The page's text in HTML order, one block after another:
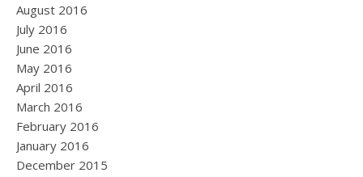
August 2016
July 2016
June 2016
May 2016
April 2016
March 2016
February 2016
January 2016
December 2015